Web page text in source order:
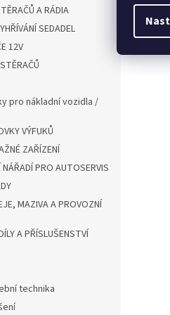
A RÁDIA
SEDADEL
12V
pro nákladní vozidla /
VÝFUKŮ
ZAŘÍZENÍ
PRO AUTOSERVIS
MAZIVA A PROVOZNÍ
A PŘÍSLUŠENSTVÍ
technika